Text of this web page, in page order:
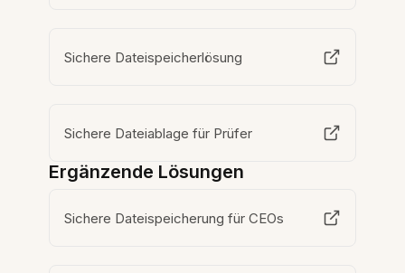
Sichere Dateispeicherlösung
Sichere Dateiablage für Prüfer
Ergänzende Lösungen
Sichere Dateispeicherung für CEOs